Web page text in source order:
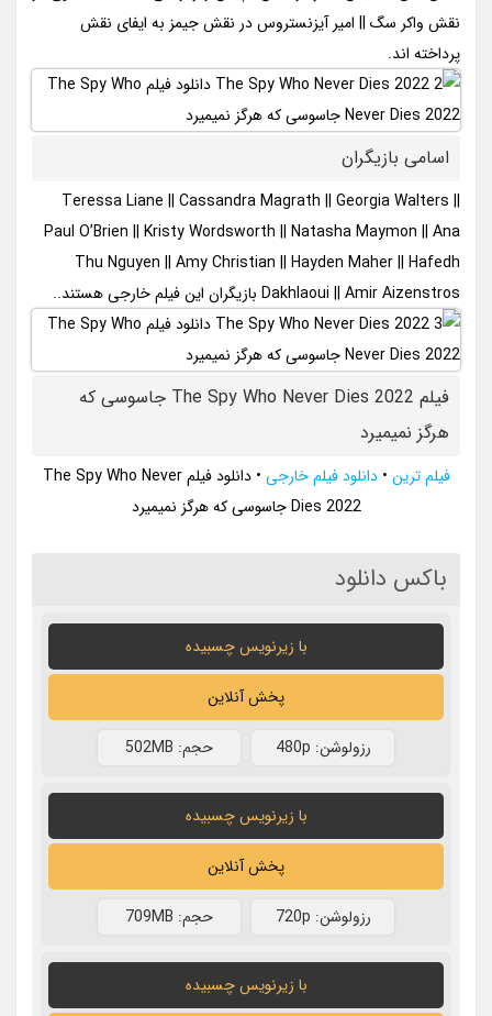
نقش واکر سگ || امیر آیزنستروس در نقش جیمز به ایفای نقش
پرداخته اند.
اسامی بازیگران
Teressa Liane || Cassandra Magrath || Georgia Walters ||
Paul O’Brien || Kristy Wordsworth || Natasha Maymon || Ana
Thu Nguyen || Amy Christian || Hayden Maher || Hafedh
Dakhlaoui || Amir Aizenstros بازیگران این فیلم خارجی هستند..
فیلم The Spy Who Never Dies 2022 جاسوسی که
هرگز نمیمیرد
فیلم ترین •دانلود فیلم خارجی •
دانلود فیلم The Spy Who Never
Dies 2022 جاسوسی که هرگز نمیمیرد
باکس دانلود
با زیرنویس چسبیده
پخش آنلاین
رزولوشن: 480p حجم: 502MB
با زیرنویس چسبیده
پخش آنلاین
رزولوشن: 720p حجم: 709MB
با زیرنویس چسبیده